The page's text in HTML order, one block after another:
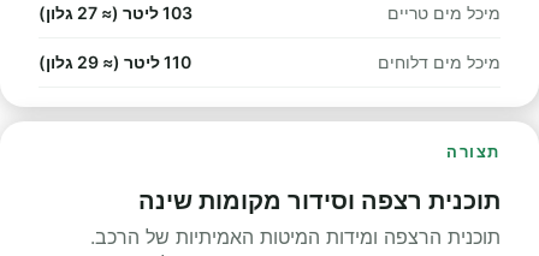
מיכל מים טריים 103 ליטר (≈ 27 גלון)
מיכל מים דלוחים 110 ליטר (≈ 29 גלון)
תצורה
תוכנית רצפה וסידור מקומות שינה
תוכנית הרצפה ומידות המיטות האמיתיות של הרכב.